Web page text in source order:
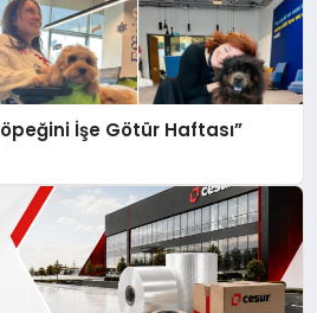
İşe Götür Haftası”